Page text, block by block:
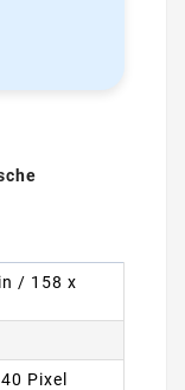
/ 158 x
Pixel